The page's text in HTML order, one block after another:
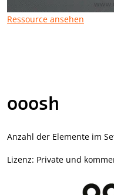
Ressource ansehen
ooosh
Anzahl der Elemente im
Lizenz: Private und